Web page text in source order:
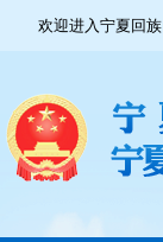
欢迎进入宁夏回